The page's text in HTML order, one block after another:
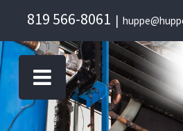
content
819 566-8061 |